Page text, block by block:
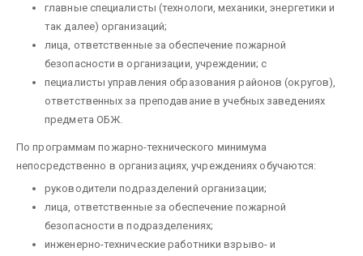
главные специалисты (технологи, механики, энергетики и
так далее) организаций;
лица, ответственные за обеспечение пожарной
безопасности в организации, учреждении; с
пециалисты управления образования районов (округов),
ответственных за преподавание в учебных заведениях
предмета ОБЖ.
По программам пожарно-технического минимума
непосредственно в организациях, учреждениях обучаются:
руководители подразделений организации;
лица, ответственные за обеспечение пожарной
безопасности в подраз­делениях;
инженерно-технические работники взрыво- и